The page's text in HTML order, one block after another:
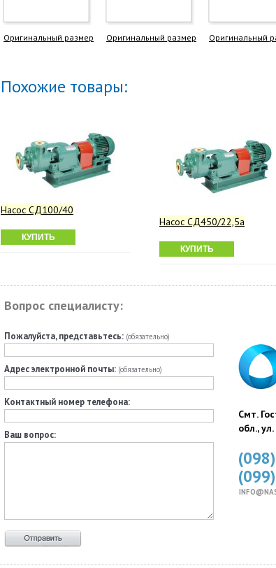
Оригинальный размер Оригинальный размер Оригинальный
Похожие товары:
Насос СД100/40
КУПИТЬ
Насос СД450/22,5а
КУПИТЬ
Вопрос специалисту:
Пожалуйста, представьтесь: (обязательно)
Адрес электронной почты: (обязательно)
Контактный номер телефона:
Ваш вопрос:
Смт.
обл.,